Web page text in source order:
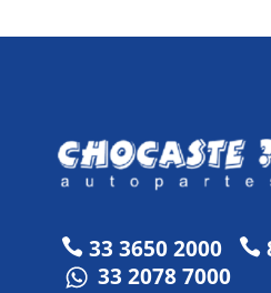
 33 3650 2000 
33 2078 7000